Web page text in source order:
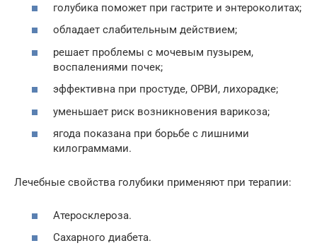
голубика поможет при гастрите и энтероколитах;
обладает слабительным действием;
решает проблемы с мочевым пузырем,
воспалениями почек;
эффективна при простуде, ОРВИ, лихорадке;
уменьшает риск возникновения варикоза;
ягода показана при борьбе с лишними
килограммами.
Лечебные свойства голубики применяют при терапии:
Атеросклероза.
Сахарного диабета.